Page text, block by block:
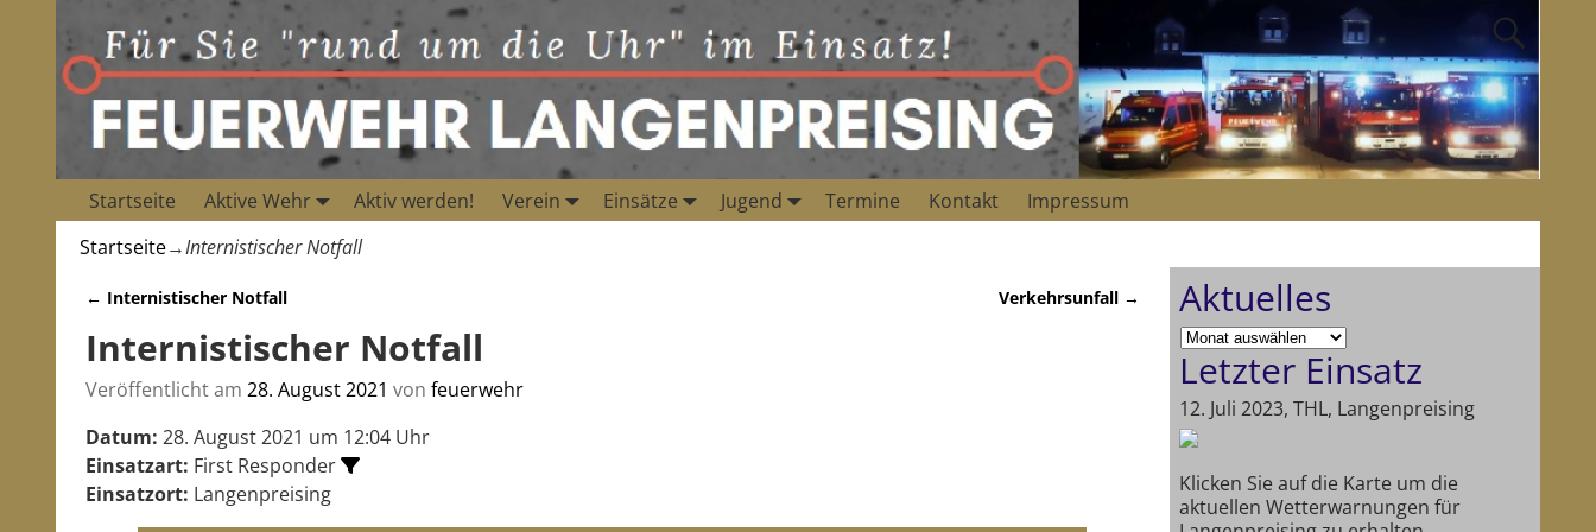
Startseite Aktive Wehr Aktiv werden! Verein Einsätze Jugend Termine Kontakt
Impressum
Startseite→Internistischer Notfall
← Internistischer Notfall Verkehrsunfall →
Internistischer Notfall
Veröffentlicht am 28. August 2021 von feuerwehr
Datum: 28. August 2021 um 12:04 Uhr
Einsatzart: First Responder
Einsatzort: Langenpreising
Aktuelles
Letzter Einsatz
12. Juli 2023, THL, Langenpreising
Klicken Sie auf die Karte um die
aktuellen Wetterwarnungen für